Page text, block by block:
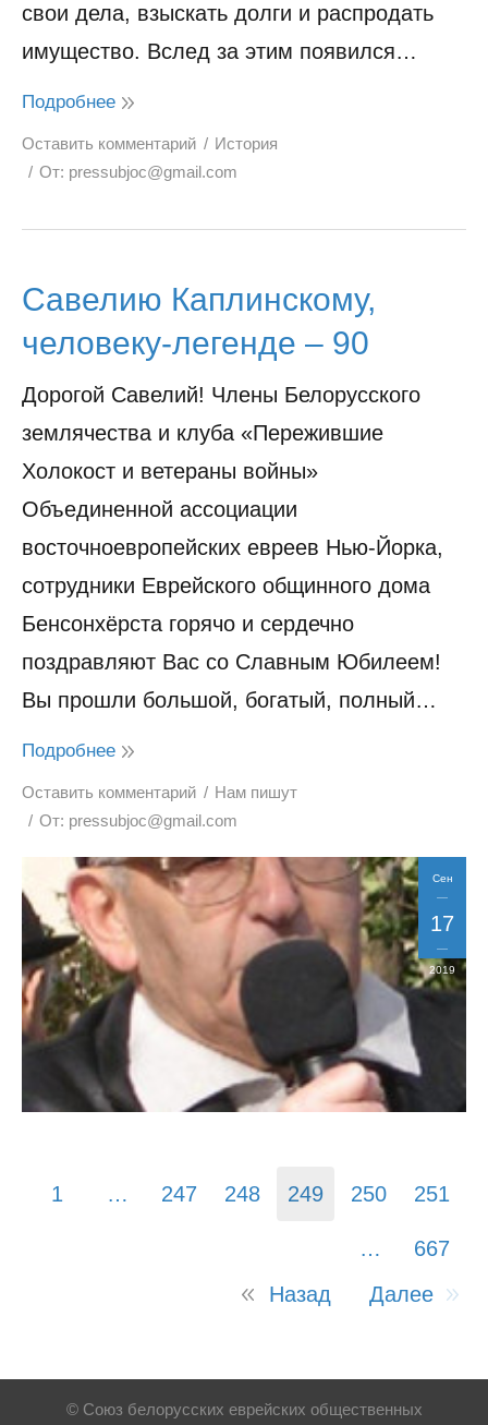
свои дела, взыскать долги и распродать
имущество. Вслед за этим появился…
Подробнее
Оставить комментарий
История
От: pressubjoc@gmail.com
Савелию Каплинскому,
человеку-легенде – 90
Дорогой Савелий! Члены Белорусского
землячества и клуба «Пережившие
Холокост и ветераны войны»
Объединенной ассоциации
восточноевропейских евреев Нью-Йорка,
сотрудники Еврейского общинного дома
Бенсонхёрста горячо и сердечно
поздравляют Вас со Славным Юбилеем!
Вы прошли большой, богатый, полный…
Подробнее
Оставить комментарий
Нам пишут
От: pressubjoc@gmail.com
Сен
17
2019
1 … 247 248 249 250 251
…
667
Назад
Далее
© Союз белорусских еврейских общественных